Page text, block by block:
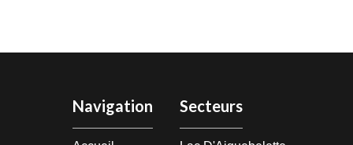
Navigation Secteurs